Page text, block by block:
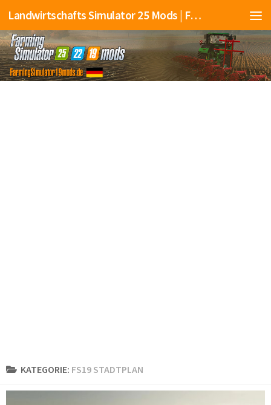
Landwirtschafts Simulator 25 Mods | Farming Simulator 25 Mods | FS25 Mods
KATEGORIE: FS19 STADTPLAN